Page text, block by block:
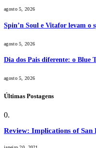
agosto 5, 2026
Spin’n Soul e Vitafor levam o
agosto 5, 2026
Dia dos Pais diferente: o Blue
agosto 5, 2026
Últimas Postagens
Review: Implications of San